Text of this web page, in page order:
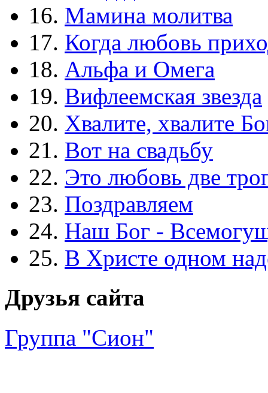
16. Мамина молитва
17. Когда любовь
18. Альфа и Омега
19. Вифлеемская звезда
20. Хвалите, хвалите
21. Вот на свадьбу
22. Это любовь две
23. Поздравляем
24. Наш Бог -
25. В Христе одном
Друзья сайта
Группа "Сион"